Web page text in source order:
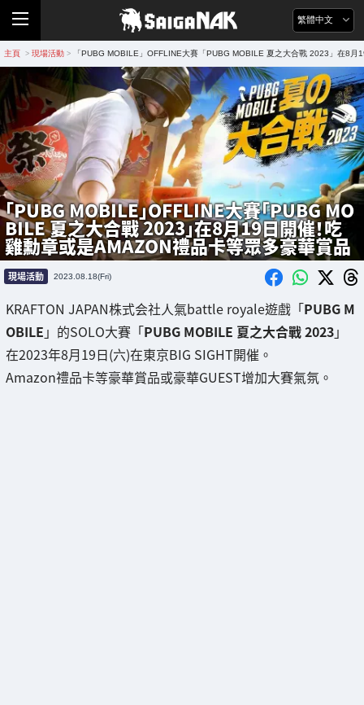
繁體中文
主頁 > 現場活動 > 「PUBG MOBILE」OFFLINE大賽「PUBG MOBILE 夏之大合戰 2023」在8
「PUBG MOBILE」OFFLINE大賽「PUBG MO
BILE 夏之大合戰 2023」在8月19日開催！吃
雞勳章或是AMAZON禮品卡等眾多豪華賞品
現場活動 2023.08.18(Fri)
KRAFTON JAPAN株式会社人氣battle royale遊戲「PUBG M
OBILE 」的SOLO大賽「PUBG MOBILE 夏之大合戰 2023」
在2023年8月19日(六)在東京BIG SIGHT開催。
Amazon禮品卡等豪華賞品或豪華GUEST增加大賽氣氛。